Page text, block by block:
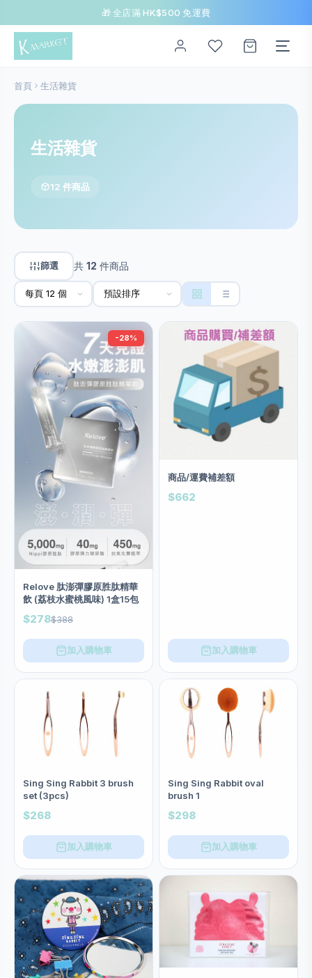
🎁 全店滿 HK$500 免運費
首頁 生活雜貨
生活雜貨
12 件商品
篩選 共 12 件商品
-28%
Relove 肽澎彈膠原胜肽精華
飲 (荔枝水蜜桃風味) 1盒15包
$278$388
加入購物車
商品/運費補差額
$662
加入購物車
Sing Sing Rabbit 3 brush
set (3pcs)
$268
加入購物車
Sing Sing Rabbit oval
brush 1
$298
加入購物車